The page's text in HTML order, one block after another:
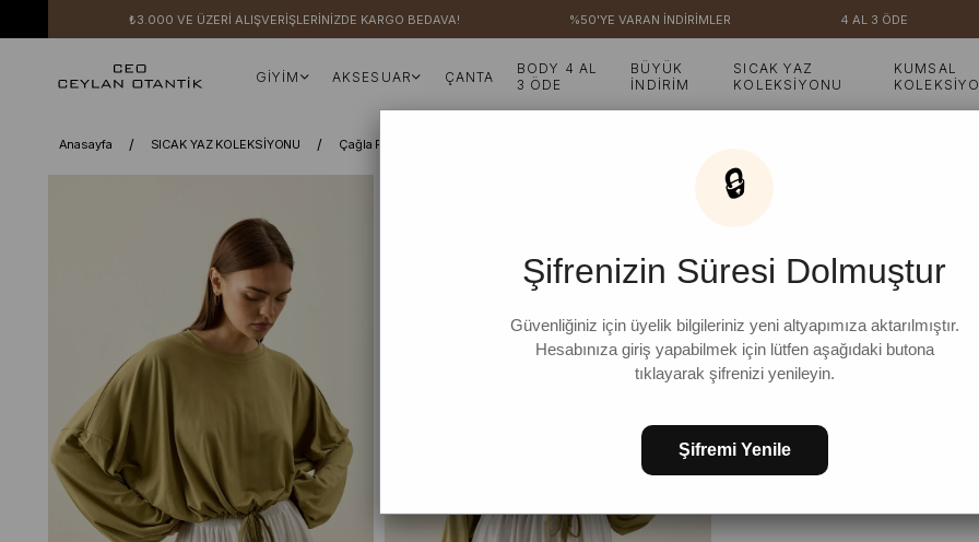
₺3.000 VE ÜZERİ ALIŞVERİŞLERİNİZDE KARGO BEDAVA! %50'YE VARAN İNDİRİMLER 4 AL 3 ÖDE
GİYİM AKSESUAR ÇANTA
BODY 4 AL
3 ÖDE
BÜYÜK
İNDİRİM
SICAK YAZ
KOLEKSİYONU
KUMSAL
Anasayfa SICAK YAZ KOLEKSİYONU Çağla Ring Viskon Beli Büzgülü Bluz
Çağla Ring Viskon Beli
FAVORILERE EKLE
🔒
Şifrenizin Süresi Dolmuştur
Güvenliğiniz için üyelik bilgileriniz yeni altyapımıza aktarılmıştır.
Hesabınıza giriş yapabilmek için lütfen aşağıdaki butona
tıklayarak şifrenizi yenileyin.
Şifremi Yenile